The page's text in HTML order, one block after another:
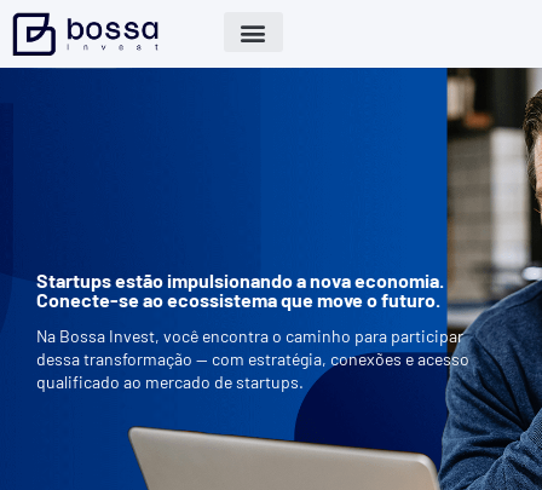
Startups estão impulsionando a nova economia.
Conecte-se ao ecossistema que move o futuro.
Na Bossa Invest, você encontra o caminho para participar
dessa transformação — com estratégia, conexões e acesso
qualificado ao mercado de startups.